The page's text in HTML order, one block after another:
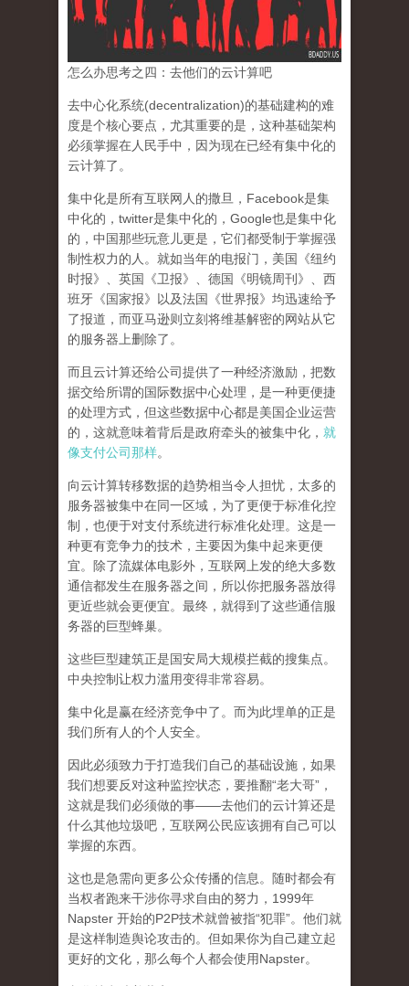
怎么办思考之四：去他们的云计算吧
去中心化系统(decentralization)的基础建构的难
度是个核心要点， 尤其重要的是，这种基础架构
必须掌握在人民手中， 因为现在已经有集中化的
云计算了。
集中化是所有互联网人的撒旦 ，Facebook是集
中化的，twitter是集中化的，Google也是集中化
的，中国那些玩意儿更是，它们都受制于掌握强
制性权力的人。就如当年的电报门，美国《纽约
时报》、英国《卫报》、德国《明镜周刊》、西
班牙《国家报》以及法国《世界报》均迅速给予
了报道，而亚马逊则立刻将维基解密的网站从它
的服务器上删除了。
而且云计算还给公司提供了一种经济激励，把数
据交给所谓的国际数据中心处理，是一种更便捷
的处理方式，但这些数据中心都是美国企业运营
的，这就意味着背后是政府牵头的被集中化， 就
像支付公司那样。
向云计算转移数据的趋势相当令人担忧，太多的
服务器被集中在同一区域，为了更便于标准化控
制，也便于对支付系统进行标准化处理。这是一
种更有竞争力的技术，主要因为集中起来更便
宜。除了流媒体电影外，互联网上发的绝大多数
通信都发生在服务器之间，所以你把服务器放得
更近些就会更便宜。最终，就得到了这些通信服
务器的巨型蜂巢。
这些巨型建筑正是国安局大规模拦截的搜集点。
中央控制让权力滥用变得非常容易。
集中化是赢在经济竞争中了。而为此埋单的正是
我们所有人的个人安全。
因此必须致力于打造我们自己的基础设施，如果
我们想要反对这种监控状态，要推翻“老大哥”，
这就是我们必须做的事——去他们的云计算还是
什么其他垃圾吧，互联网公民应该拥有自己可以
掌握的东西。
这也是急需向更多公众传播的信息。随时都会有
当权者跑来干涉你寻求自由的努力，1999年
Napster 开始的P2P技术就曾被指“犯罪”。他们就
是这样制造舆论攻击的。但如果你为自己建立起
更好的文化，那么每个人都会使用Napster。